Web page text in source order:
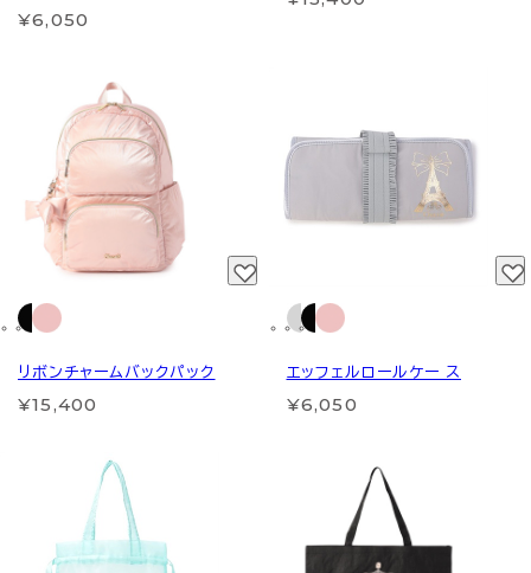
¥6,050
リボンチャームバックパック
¥15,400
エッフェルロールケー ス
¥6,050